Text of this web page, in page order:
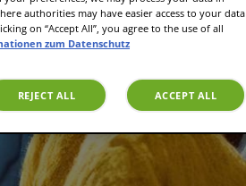
authorities may have easier access to your data
on “Accept All”, you agree to the use of all
zum Datenschutz
REJECT ALL ACCEPT ALL